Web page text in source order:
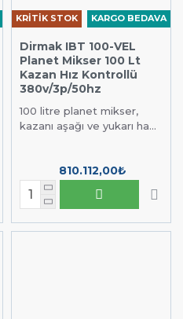
KARGO BEDAVA
KRİTİK STOK
Dirmak IBT 100-VEL
Planet Mikser 100 Lt
Kazan Hız Kontrollü
380v/3p/50hz
100 litre planet mikser,
kazanı aşağı ve yukarı ha...
810.112,00₺